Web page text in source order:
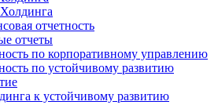
отчетность
отчеты
по корпоративному управлению
по устойчивому развитию
к устойчивому развитию